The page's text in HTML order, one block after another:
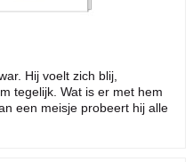
Hij voelt zich blij,
tegelijk. Wat is er met hem
een meisje probeert hij alle